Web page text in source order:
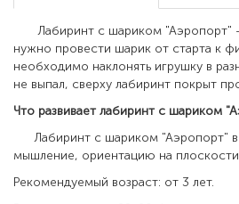
Лабиринт с шариком "Аэропорт" -
нужно провести шарик от старта к
необходимо наклонять игрушку в
не выпал, сверху лабиринт покрыт
Что развивает лабиринт с шариком
Лабиринт с шариком "Аэропорт" в
мышление, ориентацию на
Рекомендуемый возраст: от 3 лет.